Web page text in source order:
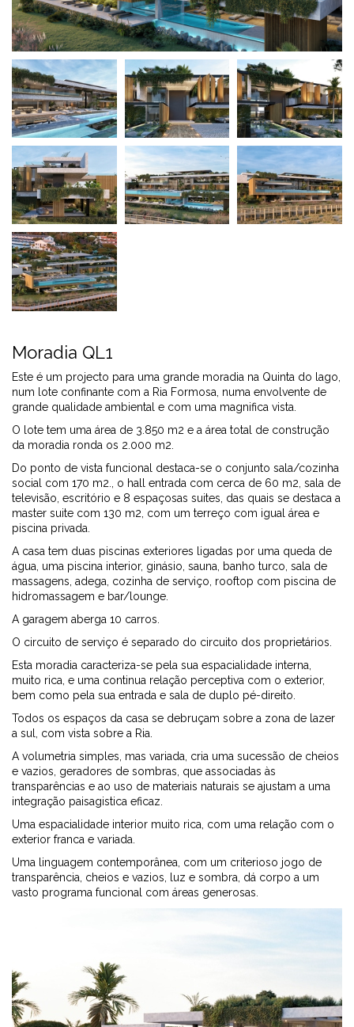
Moradia QL1
Este é um projecto para uma grande moradia na Quinta do lago,
num lote confinante com a Ria Formosa, numa envolvente de
grande qualidade ambiental e com uma magnifica vista.
O lote tem uma área de 3.850 m2 e a área total de construção
da moradia ronda os 2.000 m2.
Do ponto de vista funcional destaca-se o conjunto sala/cozinha
social com 170 m2., o hall entrada com cerca de 60 m2, sala de
televisão, escritório e 8 espaçosas suites, das quais se destaca a
master suite com 130 m2, com um terreço com igual área e
piscina privada.
A casa tem duas piscinas exteriores ligadas por uma queda de
água, uma piscina interior, ginásio, sauna, banho turco, sala de
massagens, adega, cozinha de serviço, rooftop com piscina de
hidromassagem e bar/lounge.
A garagem aberga 10 carros.
O circuito de serviço é separado do circuito dos proprietários.
Esta moradia caracteriza-se pela sua espacialidade interna,
muito rica, e uma continua relação perceptiva com o exterior,
bem como pela sua entrada e sala de duplo pé-direito.
Todos os espaços da casa se debruçam sobre a zona de lazer
a sul, com vista sobre a Ria.
A volumetria simples, mas variada, cria uma sucessão de cheios
e vazios, geradores de sombras, que associadas às
transparências e ao uso de materiais naturais se ajustam a uma
integração paisagistica eficaz.
Uma espacialidade interior muito rica, com uma relação com o
exterior franca e variada.
Uma linguagem contemporânea, com um criterioso jogo de
transparência, cheios e vazios, luz e sombra, dá corpo a um
vasto programa funcional com áreas generosas.